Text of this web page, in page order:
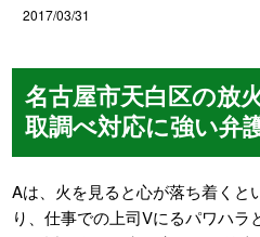
2017/03/31
名古屋市天白区の放
取調べ対応に強い弁
Aは、火を見ると心が落ち着くと
り、仕事での上司Vにるパワハラ